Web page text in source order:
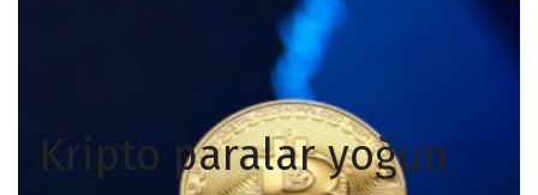
Kripto paralar yoğun